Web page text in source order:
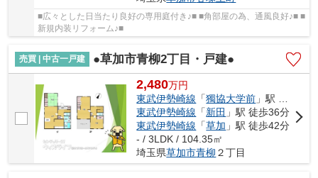
■広々とした日当たり良好の専用庭付き♪■ ■角部屋の為、通風良好♪■ ■
新規内装リフォーム♪■
売買 | 中古一戸建 ●草加市青柳2丁目・戸建●
2,480万円
東武伊勢崎線 「獨協大学前 」駅 徒歩28分
東武伊勢崎線 「新田 」駅 徒歩36分
東武伊勢崎線 「草加 」駅 徒歩42分
- / 3LDK / 104.35㎡
埼玉県草加市青柳 ２丁目